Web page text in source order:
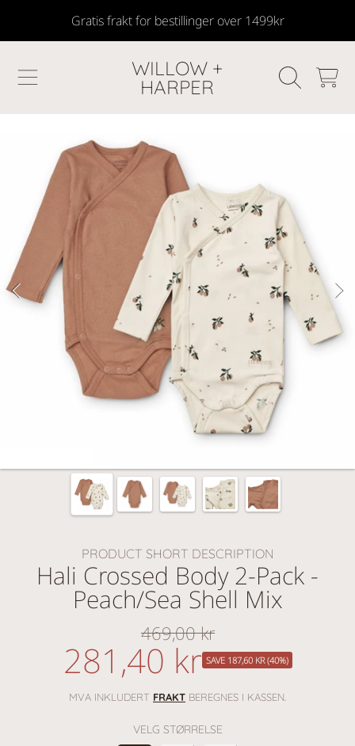
SKIP TO CONTENT
Gratis frakt for bestillinger over 1499kr
WILLOW +
HARPER
GÅ TIL PRODUKTINFORMASJON
PRODUCT SHORT DESCRIPTION
Hali Crossed Body 2-Pack -
Peach/Sea Shell Mix
Vanlig
pris
469,00 kr
nedsatt
pris
281,40 kr SAVE 187,60 KR (40%)
MVA INKLUDERT FRAKT BEREGNES I KASSEN.
VELG STØRRELSE